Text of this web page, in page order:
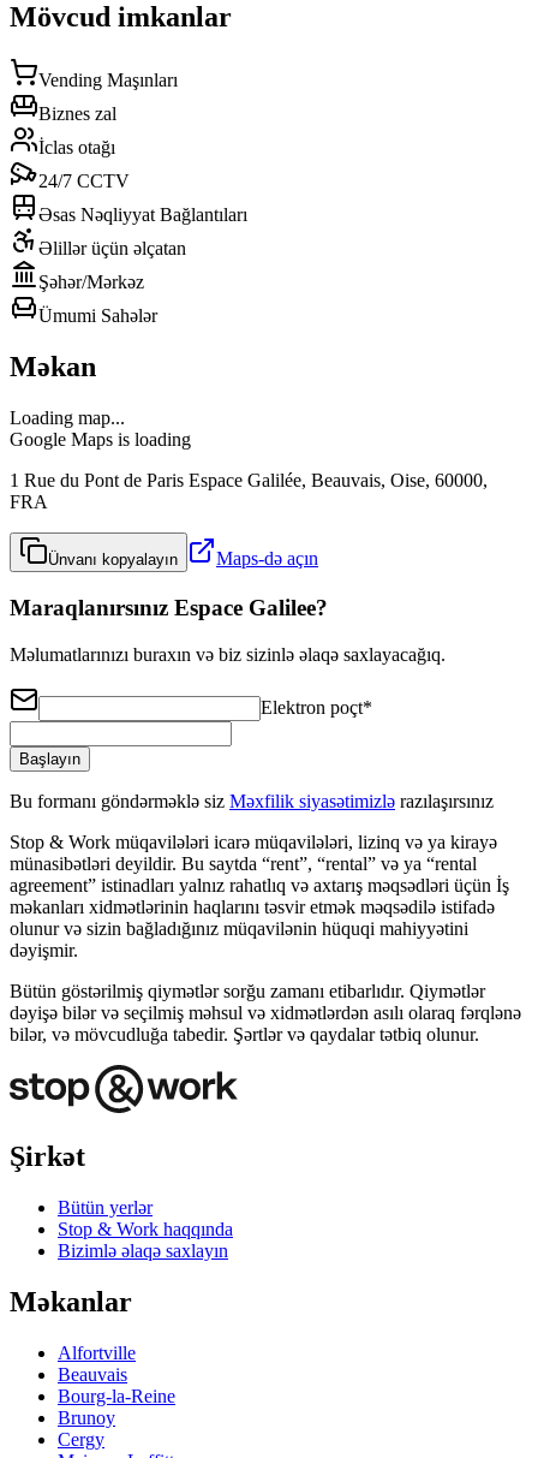
Mövcud imkanlar
Vending Maşınları
Biznes zal
İclas otağı
24/7 CCTV
Əsas Nəqliyyat Bağlantıları
Əlillər üçün əlçatan
Şəhər/Mərkəz
Ümumi Sahələr
Məkan
Loading map...
Google Maps is loading
1 Rue du Pont de Paris Espace Galilée, Beauvais, Oise, 60000,
FRA
Ünvanı kopyalayın Maps-də açın
Maraqlanırsınız Espace Galilee?
Məlumatlarınızı buraxın və biz sizinlə əlaqə saxlayacağıq.
Elektron poçt*
Başlayın
Bu formanı göndərməklə siz Məxfilik siyasətimizlə razılaşırsınız
Stop & Work müqavilələri icarə müqavilələri, lizinq və ya kirayə
münasibətləri deyildir. Bu saytda “rent”, “rental” və ya “rental
agreement” istinadları yalnız rahatlıq və axtarış məqsədləri üçün İş
məkanları xidmətlərinin haqlarını təsvir etmək məqsədilə istifadə
olunur və sizin bağladığınız müqavilənin hüquqi mahiyyətini
dəyişmir.
Bütün göstərilmiş qiymətlər sorğu zamanı etibarlıdır. Qiymətlər
dəyişə bilər və seçilmiş məhsul və xidmətlərdən asılı olaraq fərqlənə
bilər, və mövcudluğa tabedir. Şərtlər və qaydalar tətbiq olunur.
Şirkət
Bütün yerlər
Stop & Work haqqında
Bizimlə əlaqə saxlayın
Məkanlar
Alfortville
Beauvais
Bourg-la-Reine
Brunoy
Cergy